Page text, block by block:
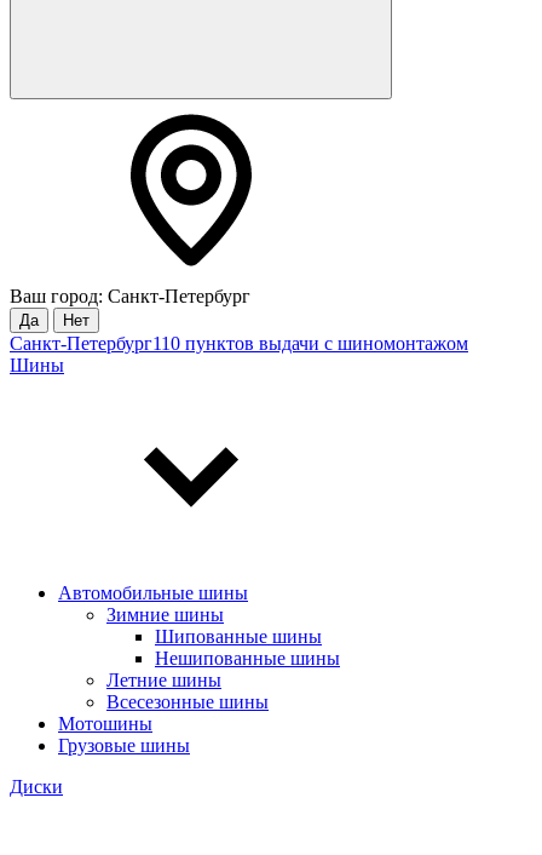
Ваш город: Санкт-Петербург
Да Нет
Санкт-Петербург110 пунктов выдачи с шиномонтажом
Шины
Автомобильные шины
Зимние шины
Шипованные шины
Нешипованные шины
Летние шины
Всесезонные шины
Мотошины
Грузовые шины
Диски